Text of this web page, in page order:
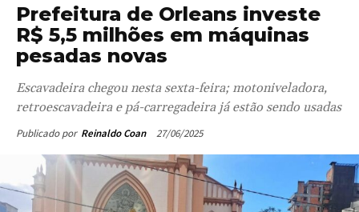
Prefeitura de Orleans investe
R$ 5,5 milhões em máquinas
pesadas novas
Escavadeira chegou nesta sexta-feira; motoniveladora,
retroescavadeira e pá-carregadeira já estão sendo usadas
Publicado por Reinaldo Coan 27/06/2025